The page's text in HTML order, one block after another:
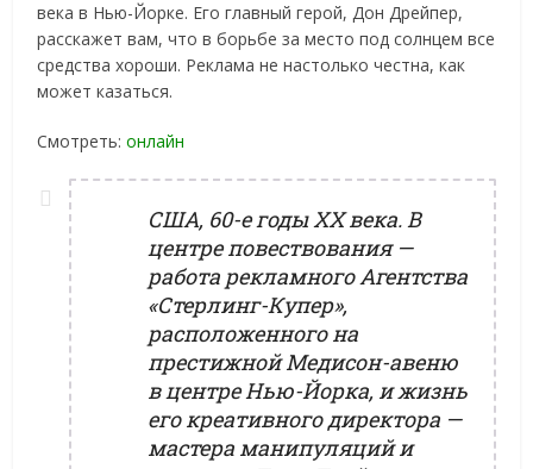
века в Нью-Йорке. Его главный герой, Дон Дрейпер,
расскажет вам, что в борьбе за место под солнцем все
средства хороши. Реклама не настолько честна, как
может казаться.
Смотреть:онлайн
США, 60-е годы ХХ века. В
центре повествования —
работа рекламного Агентства
«Стерлинг-Купер»,
расположенного на
престижной Медисон-авеню
в центре Нью-Йорка, и жизнь
его креативного директора —
мастера манипуляций и